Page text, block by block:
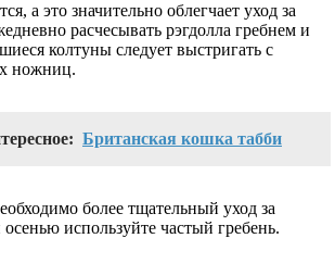
а это значительно облегчает уход за
расчесывать рэгдолла гребнем и
колтуны следует выстригать с
ножниц.
Британская кошка табби
более тщательный уход за
используйте частый гребень.